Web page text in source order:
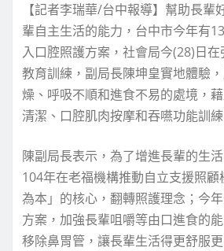
【記者李瑞華/台中報導】幫助長輩
輩自主生活的能力，台中市今年有
入口腔照護方案，社會局今(28)日
教育訓練，副局長陳坤皇實地體驗
燥、呼吸不順和進食不易的處境，
清潔、口腔肌肉按摩和吞嚥功能訓練
陳副局長表示，為了增進長輩的生
104年在老福機構推動自立支援照
為本」的核心，翻轉照護理念；今
方案，加強長輩咀嚼等由口進食的
移除鼻胃管，讓長輩生活得更舒服更